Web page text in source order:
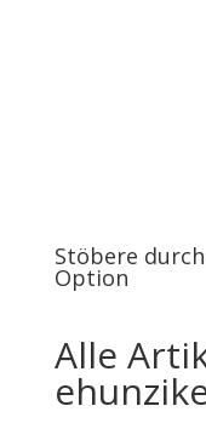
Stöbere
Option
Alle